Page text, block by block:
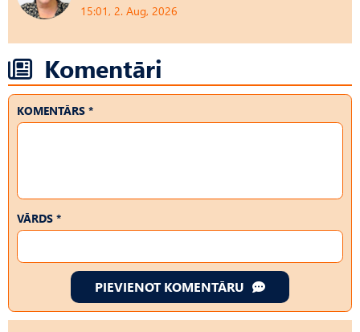
15:01, 2. Aug, 2026
Komentāri
KOMENTĀRS *
VĀRDS *
PIEVIENOT KOMENTĀRU